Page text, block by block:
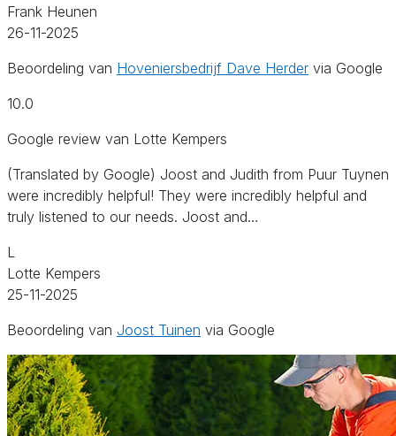
Frank Heunen
26-11-2025
Beoordeling van Hoveniersbedrijf Dave Herder via Google
10.0
Google review van Lotte Kempers
(Translated by Google) Joost and Judith from Puur Tuynen
were incredibly helpful! They were incredibly helpful and
truly listened to our needs. Joost and…
L
Lotte Kempers
25-11-2025
Beoordeling van Joost Tuinen via Google